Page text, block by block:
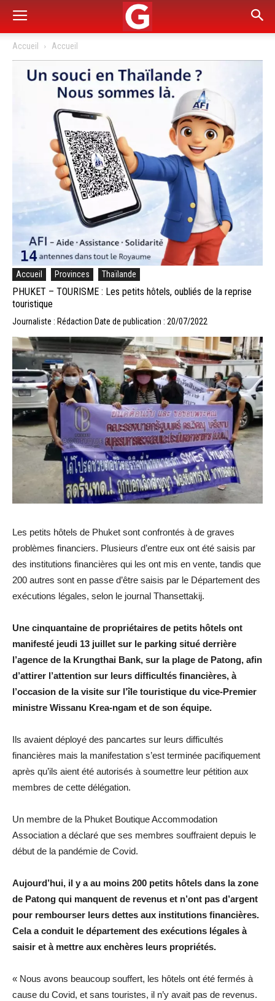
Accueil Accueil
Accueil Provinces Thaïlande
PHUKET – TOURISME : Les petits hôtels, oubliés de la reprise
touristique
Journaliste : Rédaction Date de publication : 20/07/2022
Les petits hôtels de Phuket sont confrontés à de graves
problèmes financiers. Plusieurs d’entre eux ont été saisis par
des institutions financières qui les ont mis en vente, tandis que
200 autres sont en passe d’être saisis par le Département des
exécutions légales, selon le journal Thansettakij.
Une cinquantaine de propriétaires de petits hôtels ont
manifesté jeudi 13 juillet sur le parking situé derrière
l’agence de la Krungthai Bank, sur la plage de Patong, afin
d’attirer l’attention sur leurs difficultés financières, à
l’occasion de la visite sur l’île touristique du vice-Premier
ministre Wissanu Krea-ngam et de son équipe.
Ils avaient déployé des pancartes sur leurs difficultés
financières mais la manifestation s’est terminée pacifiquement
après qu’ils aient été autorisés à soumettre leur pétition aux
membres de cette délégation.
Un membre de la Phuket Boutique Accommodation
Association a déclaré que ses membres souffraient depuis le
début de la pandémie de Covid.
Aujourd’hui, il y a au moins 200 petits hôtels dans la zone
de Patong qui manquent de revenus et n’ont pas d’argent
pour rembourser leurs dettes aux institutions financières.
Cela a conduit le département des exécutions légales à
saisir et à mettre aux enchères leurs propriétés.
« Nous avons beaucoup souffert, les hôtels ont été fermés à
cause du Covid, et sans touristes, il n’y avait pas de revenus.